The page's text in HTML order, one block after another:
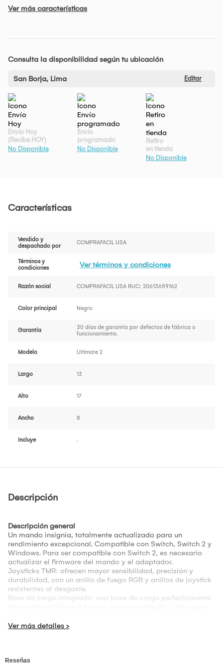
Ver más características
Consulta la disponibilidad según tu ubicación
San Borja, Lima Editar
Envío Hoy
(Recibe HOY)
No Disponible
Envío
programado
No Disponible
Retiro
en tienda
No Disponible
Características
Vendido y
despachado por
COMPRAFACIL USA
Términos y
condiciones
Ver términos y condiciones
Razón social COMPRAFACIL USA RUC: 20613659162
Color principal Negro
Garantía
30 días de garantía por defectos de fábrica o
funcionamiento.
Modelo Ultimate 2
Largo 13
Alto 17
Ancho 8
Incluye .
Descripción
Descripción general
Un mando insignia, totalmente actualizado para un
rendimiento excepcional. Compatible con Switch, Switch 2 y
Windows. Para ser compatible con Switch 2, es necesario
actualizar el firmware del mando y el adaptador.
Joysticks TMR: ofrecen mayor sensibilidad, precisión y
durabilidad, con un anillo de fuego RGB y anillos de joystick
resistentes al desgaste.
Base de carga integrada: una base de carga perfectamente
Control de vibración y movimiento (solo para Switch).
gatillos lineales de efecto Hall y gatillos táctiles no lineales